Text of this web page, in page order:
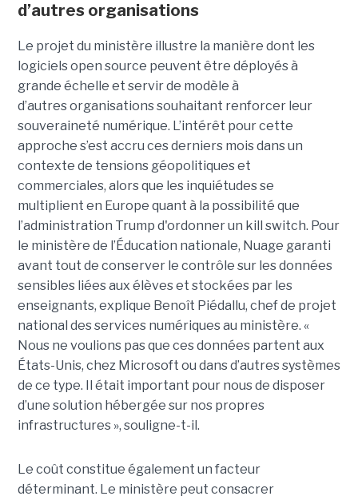
d’autres organisations
Le projet du ministère illustre la manière dont les
logiciels open source peuvent être déployés à
grande échelle et servir de modèle à
d’autres organisations souhaitant renforcer leur
souveraineté numérique. L’intérêt pour cette
approche s’est accru ces derniers mois dans un
contexte de tensions géopolitiques et
commerciales, alors que les inquiétudes se
multiplient en Europe quant à la possibilité que
l’administration Trump d'ordonner un kill switch. Pour
le ministère de l’Éducation nationale, Nuage garanti
avant tout de conserver le contrôle sur les données
sensibles liées aux élèves et stockées par les
enseignants, explique Benoît Piédallu, chef de projet
national des services numériques au ministère. «
Nous ne voulions pas que ces données partent aux
États-Unis, chez Microsoft ou dans d’autres systèmes
de ce type. Il était important pour nous de disposer
d’une solution hébergée sur nos propres
infrastructures », souligne-t-il.
Le coût constitue également un facteur
déterminant. Le ministère peut consacrer